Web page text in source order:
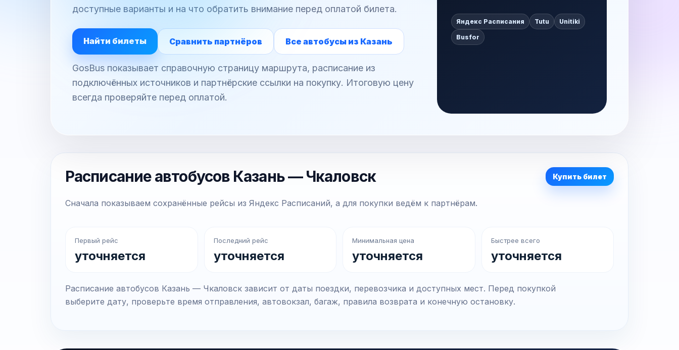
доступные варианты и на что обратить внимание перед оплатой билета.
Найти билеты Сравнить партнёров Все автобусы из Казань
GosBus показывает справочную страницу маршрута, расписание из
подключённых источников и партнёрские ссылки на покупку. Итоговую цену
всегда проверяйте перед оплатой.
Яндекс Расписания Tutu Unitiki
Busfor
Расписание автобусов Казань — Чкаловск
Сначала показываем сохранённые рейсы из Яндекс Расписаний, а для покупки ведём к партнёрам.
Купить билет
Первый рейс
уточняется
Последний рейс
уточняется
Минимальная цена
уточняется
Быстрее всего
уточняется
Расписание автобусов Казань — Чкаловск зависит от даты поездки, перевозчика и доступных мест. Перед покупкой
выберите дату, проверьте время отправления, автовокзал, багаж, правила возврата и конечную остановку.